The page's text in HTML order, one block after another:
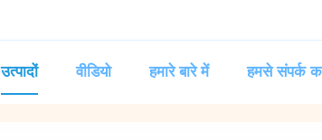
उत्पादों वीडियो हमारे बारे में हमसे संपर्क